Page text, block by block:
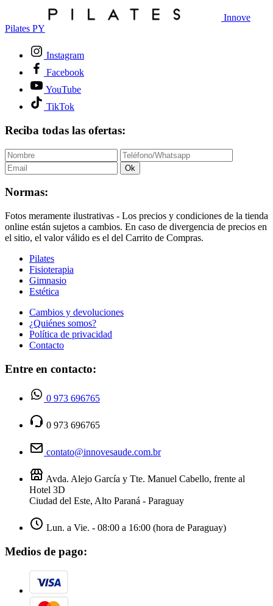
Innove
Pilates PY
Instagram
Facebook
YouTube
TikTok
Reciba todas las ofertas:
Ok
Normas:
Fotos meramente ilustrativas - Los precios y condiciones de la tienda
online están sujetos a cambios. En caso de divergencia de precios en
el sitio, el valor válido es el del Carrito de Compras.
Pilates
Fisioterapia
Gimnasio
Estética
Cambios y devoluciones
¿Quiénes somos?
Política de privacidad
Contacto
Entre en contacto:
0 973 696765
0 973 696765
contato@innovesaude.com.br
Avda. Alejo García y Tte. Manuel Cabello, frente al
Hotel 3D
Ciudad del Este, Alto Paraná - Paraguay
Lun. a Vie. - 08:00 a 16:00 (hora de Paraguay)
Medios de pago: